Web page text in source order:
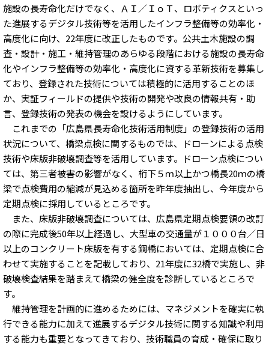
施設の長寿命化だけでなく、ＡＩ／ＩｏＴ、ロボティクスといっ
た進展するデジタル技術等を活用したインフラ整備等の効率化・
高度化に向け、22年度に改正したものです。公共土木施設の調
査・設計・施工・維持管理のあらゆる段階における施設の長寿命
化やインフラ整備等の効率化・高度化に資する革新技術を募集し
ており、登録された技術については積極的に活用することのほ
か、実証フィールドの提供や技術の開発や改良の情報共有・助
言、登録技術の発表の機会を設けるようにしています。
これまでの「広島県長寿命化技術活用制度」の登録技術の活用
状況について、橋梁点検に関するものでは、ドローンによる点検
技術や床版非破壊調査等を活用しています。ドローン点検につい
ては、第三者被害の影響がなく、桁下５ｍ以上かつ橋長20ｍの橋
梁で点検費用の縮減が見込める箇所を昨年度抽出し、今年度から
定期点検に採用しているところです。
また、床版非破壊調査については、広島県定期点検要領の改訂
の際に完成後50年以上経過し、大型車の交通量が１０００台／日
以上のコンクリート床版を有する鋼橋においては、定期点検に合
わせて実施することを記載しており、21年度に32橋で実施し、非
破壊検査結果を踏まえて橋梁の健全度を診断しているところで
す。
維持管理を計画的に進めるためには、マネジメントを確実に執
行できる能力に加えて進展するデジタル技術に関する知識や利用
する能力も重要となってきており、技術職員の育成・確保に取り